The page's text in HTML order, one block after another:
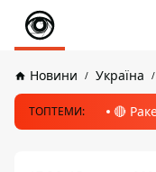
Новини Україна
ТОПТЕМИ: 🔴